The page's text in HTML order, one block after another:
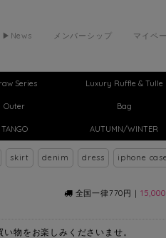
マイペ
メンバーシップ
▶︎News
Series Luxury Ruffle & Tulle
Outer Bag
TANGO AUTUMN/WINTER
skirt denim dress iphone case
全国一律770円｜
物をお楽しみくださいませ。